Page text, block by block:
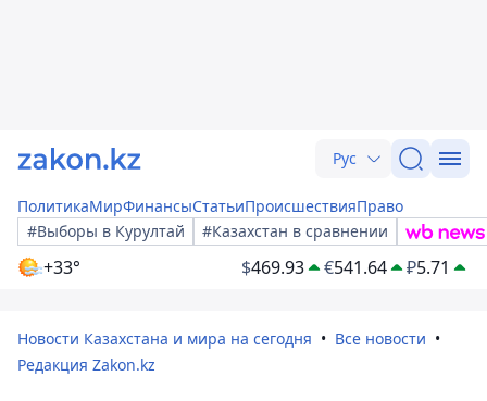
Рус
ПолитикаМирФинансыСтатьиПроисшествияПраво
#Выборы в Курултай
#Казахстан в сравнении
+33° $469.93 €541.64 ₽5.71
Новости Казахстана и мира на сегодня
Все новости
Редакция Zakon.kz